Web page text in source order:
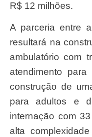
R$ 12 milhões.
A parceria entre a
resultará na
ambulatório com
atendimento para
construção de
para adultos e
internação com
alta